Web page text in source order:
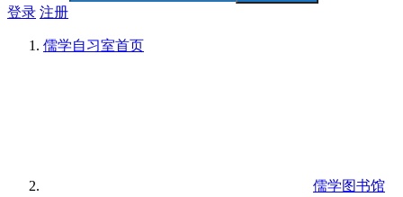
登录 注册
儒学自习室首页
儒学图书馆